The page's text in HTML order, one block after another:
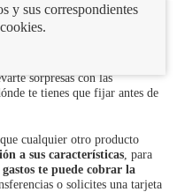
sorpresas con las
te tienes que fijar antes de
cualquier otro producto
a sus características, para
gastos te puede cobrar la
o solicites una tarjeta
y sus correspondientes